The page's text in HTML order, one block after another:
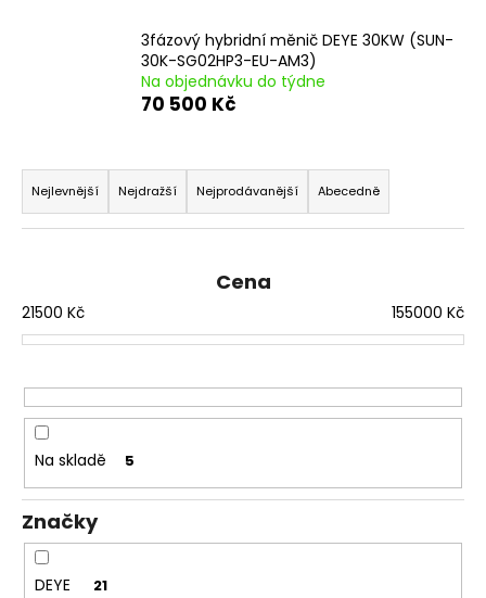
3fázový hybridní měnič DEYE 30KW (SUN-
30K-SG02HP3-EU-AM3)
Na objednávku do týdne
70 500 Kč
Ř
a
z
í
p
o
d
u
k
t
ů
Nejlevnější Nejdražší Nejprodávanější Abecedně
Cena
21500 Kč 155000 Kč
Na skladě 5
Značky
DEYE 21
D
p
o
r
u
u
j
e
m